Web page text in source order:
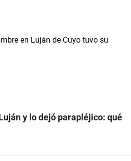
y lo dejó parapléjico: qué